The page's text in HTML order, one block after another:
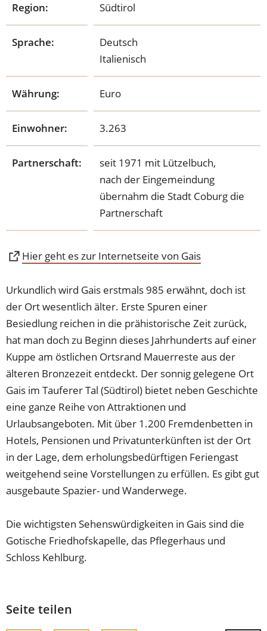
Region: Südtirol
Sprache:
Deutsch
Italienisch
Währung: Euro
Einwohner: 3.263
Partnerschaft:
seit 1971 mit Lützelbuch,
nach der Eingemeindung
übernahm die Stadt Coburg die
Partnerschaft
Hier geht es zur Internetseite von Gais
(Öffnet
einem
neuen
Tab)
Urkundlich wird Gais erstmals 985 erwähnt, doch ist
der Ort wesentlich älter. Erste Spuren einer
Besiedlung reichen in die prähistorische Zeit zurück,
hat man doch zu Beginn dieses Jahrhunderts auf einer
Kuppe am östlichen Ortsrand Mauerreste aus der
älteren Bronzezeit entdeckt. Der sonnig gelegene Ort
Gais im Tauferer Tal (Südtirol) bietet neben Geschichte
eine ganze Reihe von Attraktionen und
Urlaubsangeboten. Mit über 1.200 Fremdenbetten in
Hotels, Pensionen und Privatunterkünften ist der Ort
in der Lage, dem erholungsbedürftigen Feriengast
weitgehend seine Vorstellungen zu erfüllen. Es gibt gut
ausgebaute Spazier- und Wanderwege.
Die wichtigsten Sehenswürdigkeiten in Gais sind die
Gotische Friedhofskapelle, das Pflegerhaus und
Schloss Kehlburg.
Seite teilen